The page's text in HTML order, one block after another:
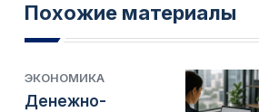
Похожие материалы
ЭКОНОМИКА
Денежно-